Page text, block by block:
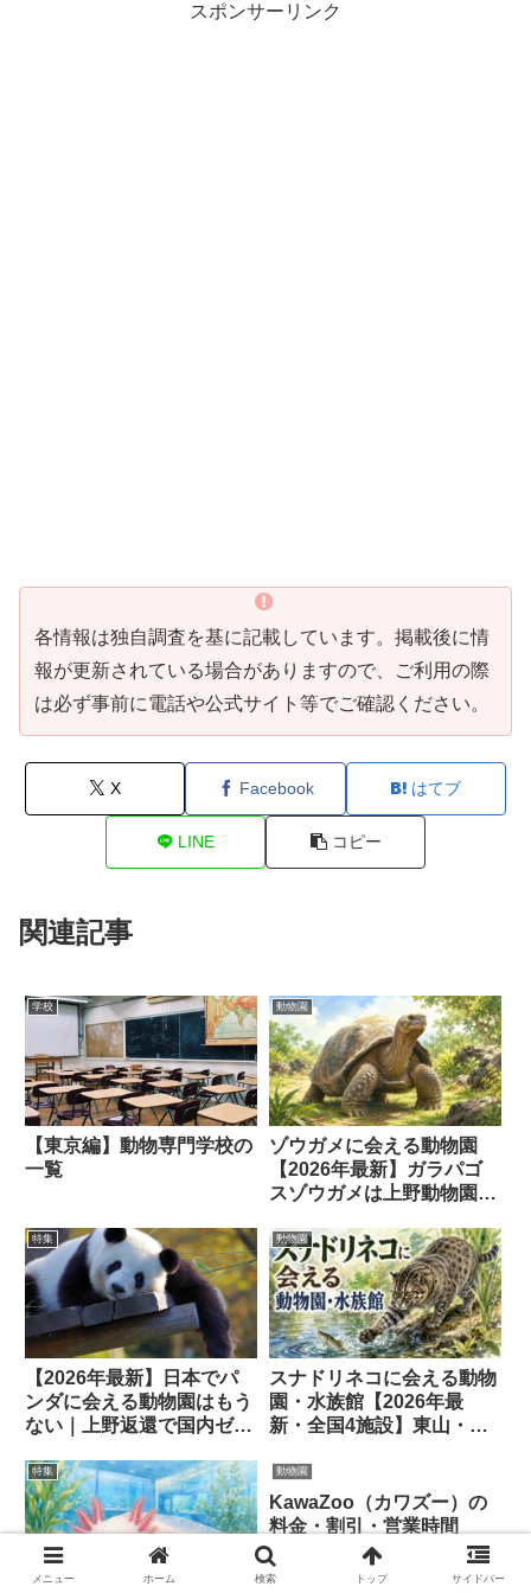
スポンサーリンク
各情報は独自調査を基に記載しています。掲載後に情
報が更新されている場合がありますので、ご利用の際
は必ず事前に電話や公式サイト等でご確認ください。
X Facebook はてブ
LINE コピー
関連記事
学校
【東京編】動物専門学校の
一覧
動物園
ゾウガメに会える動物園
【2026年最新】ガラパゴ
スゾウガメは上野動物園と
特集
【2026年最新】日本でパ
ンダに会える動物園はもう
ない｜上野返還で国内ゼロ
動物園
スナドリネコに会える動物
園・水族館【2026年最
新・全国4施設】東山・神
場所と生態ガイド
特集 動物園
KawaZoo（カワズー）の
料金・割引・営業時間
【2026年最新】日本最大
の体感型カエル館
メニュー ホーム 検索 トップ サイドバー